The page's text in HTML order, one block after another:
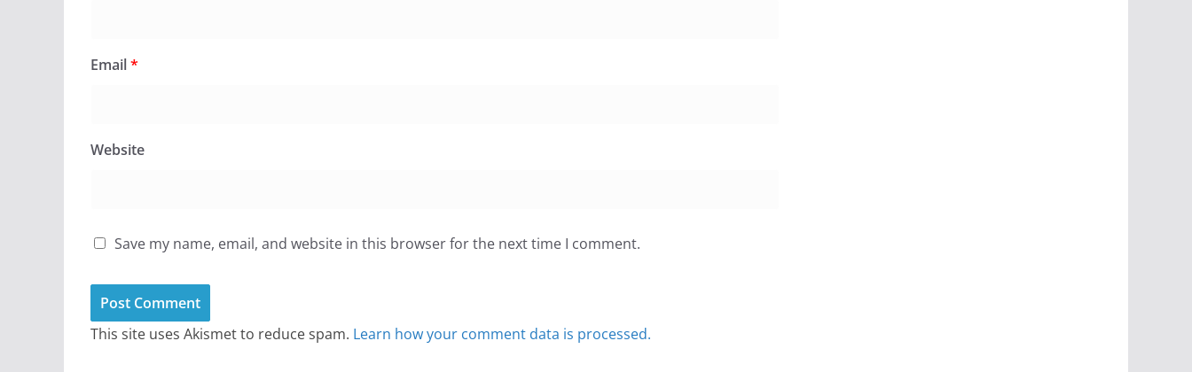
Email*
Website
Save my name, email, and website in this browser for the next time I comment.
This site uses Akismet to reduce spam. Learn how your comment data is processed.